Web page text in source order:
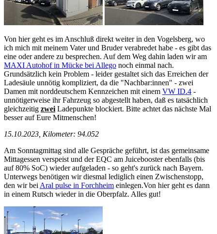
Von hier geht es im Anschluß direkt weiter in den Vogelsberg, wo
ich mich mit meinem Vater und Bruder verabredet habe - es gibt das
eine oder andere zu besprechen. Auf dem Weg dahin laden wir am
MAXI Autohof in Mücke bei Allego noch einmal nach.
Grundsätzlich kein Problem - leider gestaltet sich das Erreichen der
Ladesäule unnötig kompliziert, da die "Nachbar:innen" - zwei
Damen mit norddeutschem Kennzeichen mit einem VW ID.4 -
unnötigerweise ihr Fahrzeug so abgestellt haben, daß es tatsächlich
gleichzeitig zwei Ladepunkte blockiert. Bitte achtet das nächste Mal
besser auf Eure Mitmenschen!
15.10.2023, Kilometer: 94.052
Am Sonntagmittag sind alle Gespräche geführt, ist das gemeinsame
Mittagessen verspeist und der EQC am Juicebooster ebenfalls (bis
auf 80% SoC) wieder aufgeladen - so geht's zurück nach Bayern.
Unterwegs benötigen wir diesmal lediglich einen Zwischenstopp,
den wir bei Aral pulse in Forchheim einlegen.Von hier geht es dann
in einem Rutsch wieder in die Oberpfalz. Alles gut!